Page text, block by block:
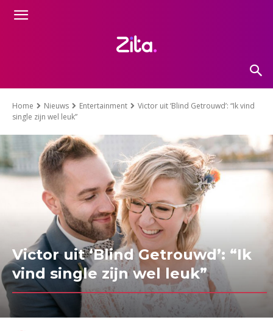
Home Nieuws Entertainment
Victor uit ‘Blind Getrouwd’: “Ik vind
single zijn wel leuk”
Victor uit ‘Blind Getrouwd’: “Ik
vind single zijn wel leuk”